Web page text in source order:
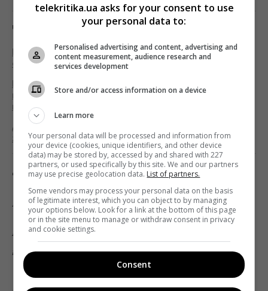
Читайте також:
Количество абонентов Pay TV в Восточной Европе
сократится в ближайшие 5 лет
Більше підписок на стрімінги та відмова від
кабельного ТБ: як пандемія вплинула на поведінку
глядачів
Аудитория стриминга Disney+ увеличилась еще на
2 млн человек
Фото: Unsplash
Інфографіка: SES
Підписуйтесь на «Телекритику» у
таFacebook!
telekritika.ua asks for your consent to use
your personal data to:
Personalised advertising and content, advertising and
content measurement, audience research and
services development
Store and/or access information on a device
Learn more
Your personal data will be processed and information from
your device (cookies, unique identifiers, and other device
data) may be stored by, accessed by and shared with 227
partners, or used specifically by this site. We and our partners
may use precise geolocation data. List of partners.
Some vendors may process your personal data on the basis
of legitimate interest, which you can object to by managing
your options below. Look for a link at the bottom of this page
or in the site menu to manage or withdraw consent in privacy
and cookie settings.
Consent